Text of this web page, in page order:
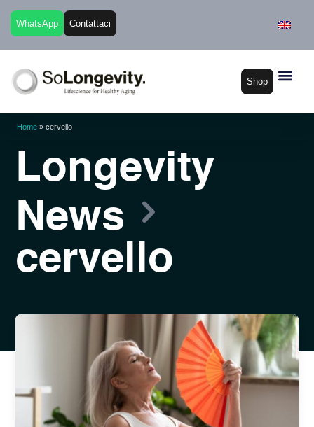
WhatsApp Contattaci
Shop
Home » cervello
Longevity
News
cervello